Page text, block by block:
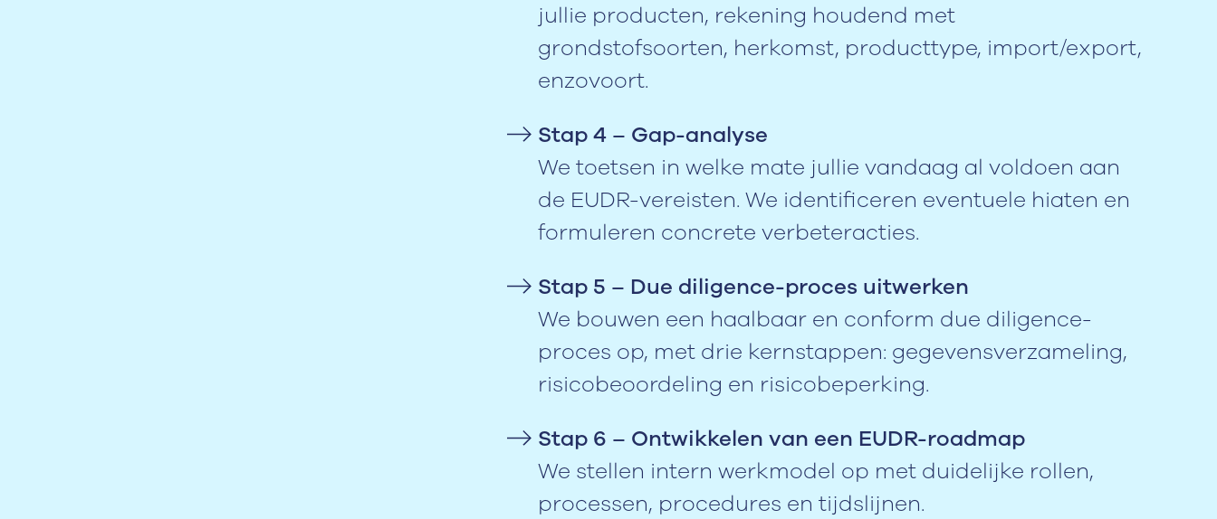
jullie producten, rekening houdend met
grondstofsoorten, herkomst, producttype, import/export,
enzovoort.
Stap 4 – Gap-analyse
We toetsen in welke mate jullie vandaag al voldoen aan
de EUDR-vereisten. We identificeren eventuele hiaten en
formuleren concrete verbeteracties.
Stap 5 – Due diligence-proces uitwerken
We bouwen een haalbaar en conform due diligence-
proces op, met drie kernstappen: gegevensverzameling,
risicobeoordeling en risicobeperking.
Stap 6 – Ontwikkelen van een EUDR-roadmap
We stellen intern werkmodel op met duidelijke rollen,
processen, procedures en tijdslijnen.